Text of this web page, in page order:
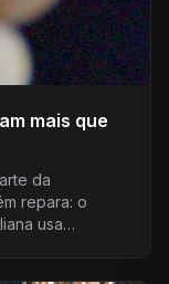
mais que
da
repara: o
usa…